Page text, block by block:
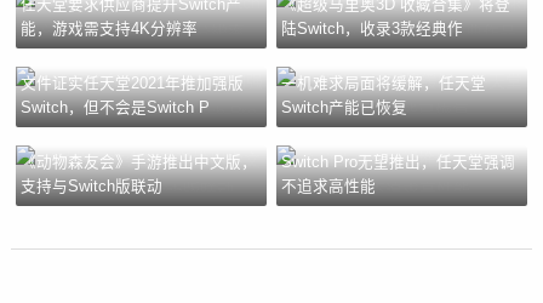
任天堂要求供应商提升Switch产
能，游戏需支持4K分辨率
《超级马里奥3D 收藏合集》将登
陆Switch，收录3款经典作
文件证实任天堂2021年推加强版
Switch，但不会是Switch P
一机难求局面将缓解，任天堂
Switch产能已恢复
《动物森友会》手游推出中文版，
支持与Switch版联动
Switch Pro无望推出，任天堂强调
不追求高性能